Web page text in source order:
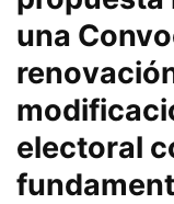
una
electoral